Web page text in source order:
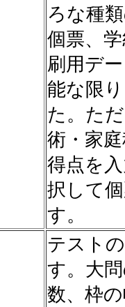
ろな種
個票、
刷用デ
能な限
た。た
術・家
得点を
択して
す。
テスト
す。大
数、枠